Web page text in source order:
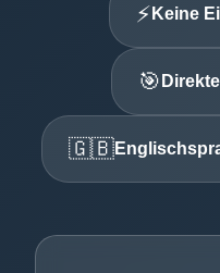
⚡ Keine
🎯
🇬🇧